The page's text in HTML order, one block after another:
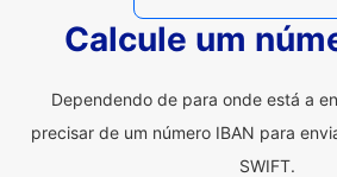
Calcule um
Dependendo de para onde está a
precisar de um número IBAN para
SWIFT.